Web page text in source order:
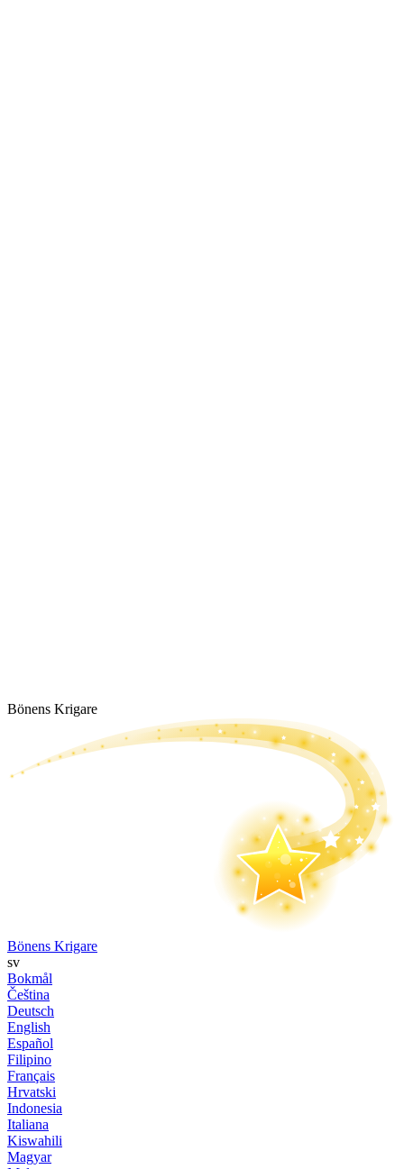
Bönens Krigare
Bönens Krigare
sv
Bokmål
Čeština
Deutsch
English
Español
Filipino
Français
Hrvatski
Indonesia
Italiana
Kiswahili
Magyar